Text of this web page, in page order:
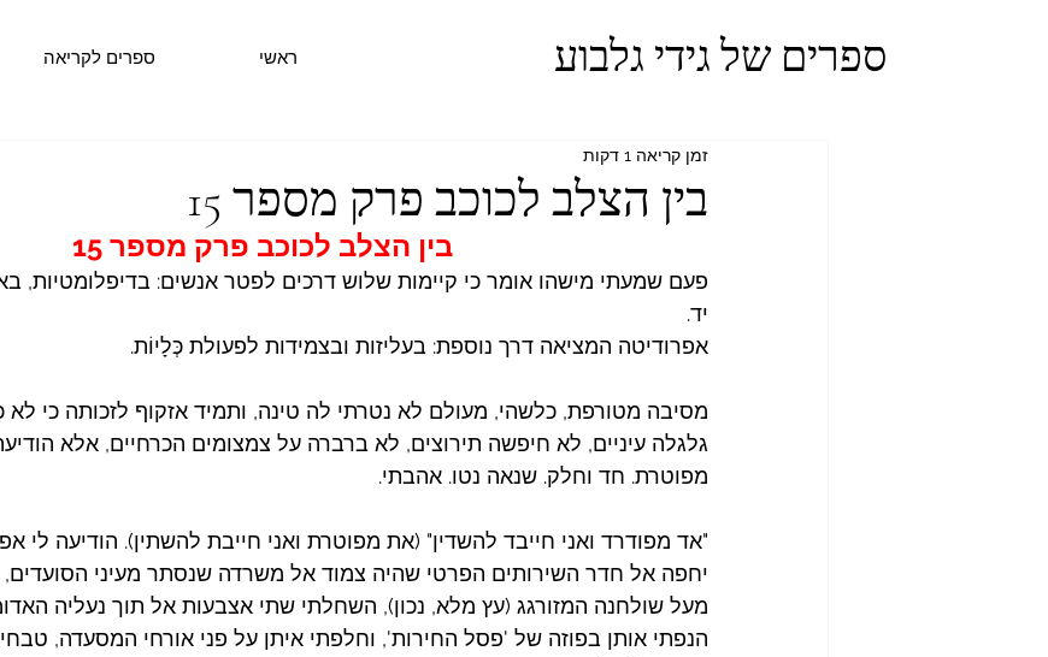
ראשי ספרים לקריאה ספרים של גידי גלבוע
בין הצלב לכוכב פרק מספר 15
זמן קריאה 1 דקות
בין הצלב לכוכב פרק מספר 15
פעם שמעתי מישהו אומר כי קיימות שלוש דרכים לפטר אנשים: בדיפלומטיות,
יד.
אפרודיטה המציאה דרך נוספת: בעליזות ובצמידות לפעולת כְּלָיוֹת.
מסיבה מטורפת, כלשהי, מעולם לא נטרתי לה טינה, ותמיד אזקוף לזכותה כי לא
גלגלה עיניים, לא חיפשה תירוצים, לא ברברה על צמצומים הכרחיים, אלא
מפוטרת. חד וחלק. שנאה נטו. אהבתי.
"אד מפודרד ואני חייבד להשדין" (את מפוטרת ואני חייבת להשתין). הודיעה לי
יחפה אל חדר השירותים הפרטי שהיה צמוד אל משרדה שנסתר מעיני הסועדים,
מעל שולחנה המזורגג (עץ מלא, נכון), השחלתי שתי אצבעות אל תוך נעליה
הנפתי אותן בפוזה של 'פסל החירות', וחלפתי איתן על פני אורחי המסעדה,